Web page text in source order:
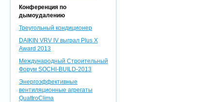
Конференция по
дымоудалению
Треугольный кондиционер
DAIKIN VRV IV выграл Plus X
Award 2013
Международный Строительный
Форум SOCHI-BUILD-2013
Энергоэффективные
вентиляционные агрегаты
QuattroClima